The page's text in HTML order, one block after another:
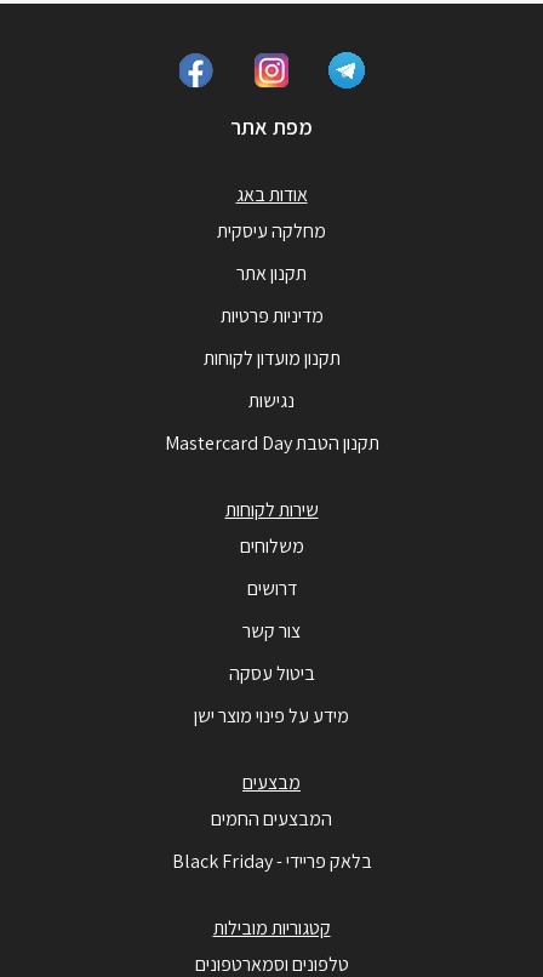
מפת אתר
אודות באג
מחלקה עיסקית
תקנון אתר
מדיניות פרטיות
תקנון מועדון לקוחות
נגישות
תקנון הטבת Mastercard Day
שירות לקוחות
משלוחים
דרושים
צור קשר
ביטול עסקה
מידע על פינוי מוצר ישן
מבצעים
המבצעים החמים
בלאק פריידי - Black Friday
קטגוריות מובילות
טלפונים וסמארטפונים